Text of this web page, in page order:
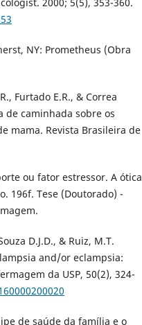
NY: Prometheus (Obra
Furtado E.R., & Correa
de caminhada sobre os
mama. Revista Brasileira de
ou fator estressor. A ótica
196f. Tese (Doutorado) -
D.J.D., & Ruiz, M.T.
and/or eclampsia:
da USP, 50(2), 324-
de saúde da família e o